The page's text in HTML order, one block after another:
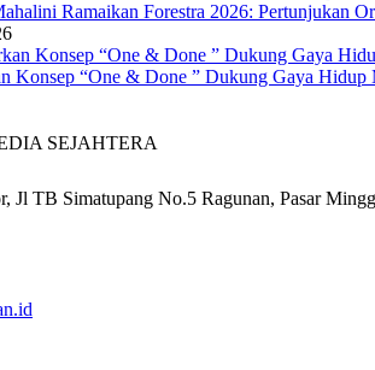
Ramaikan Forestra 2026: Pertunjukan
Konsep “One & Done ” Dukung Gaya Hidup
SEJAHTERA
Jl TB Simatupang No.5 Ragunan, Pasar